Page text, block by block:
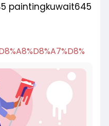
paintingkuwait645